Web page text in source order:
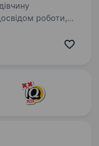
роботи,